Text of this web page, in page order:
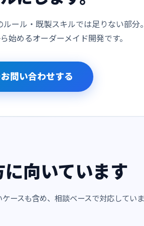
ール・既製スキルでは足りない部分
始めるオーダーメイド開発です。
お問い合わせする
に向いています
ースも含め、相談ベースで対応してい